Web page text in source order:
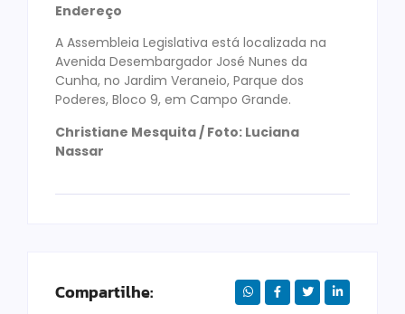
Endereço
A Assembleia Legislativa está localizada na
Avenida Desembargador José Nunes da
Cunha, no Jardim Veraneio, Parque dos
Poderes, Bloco 9, em Campo Grande.
Christiane Mesquita / Foto: Luciana
Nassar
Compartilhe: